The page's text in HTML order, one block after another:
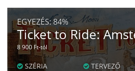
EGYEZÉS:84%
Ticket to Ride:
8 900 Ft-tól
SZÉRIA TERVEZŐ